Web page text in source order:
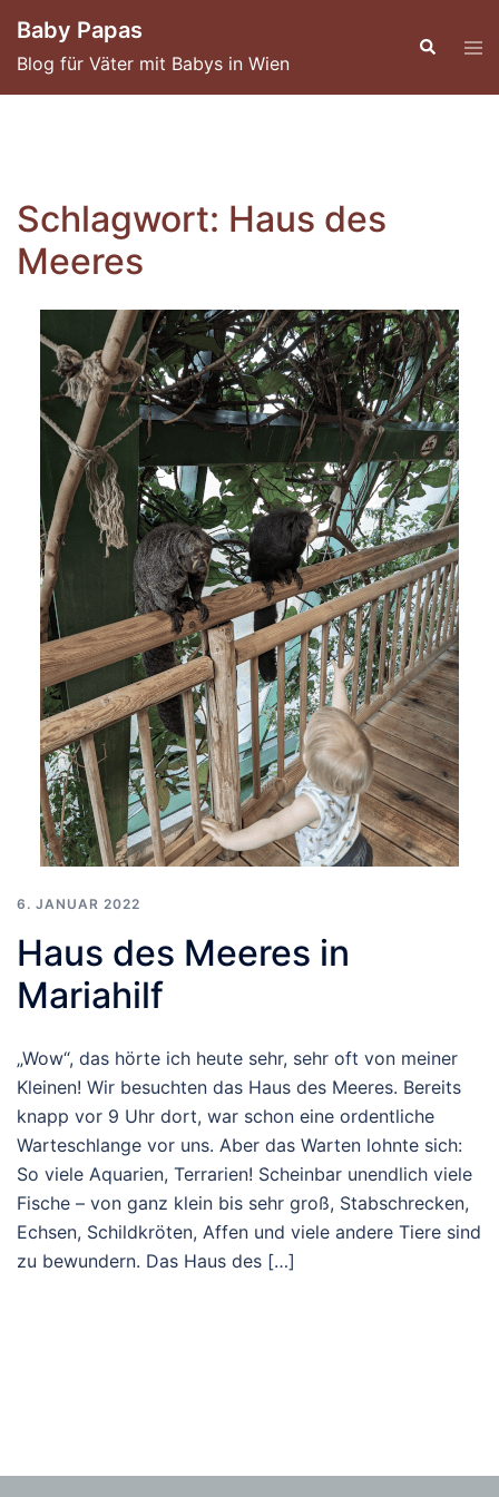
content
Baby Papas
Blog für Väter mit Babys in Wien
Schlagwort: Haus des
Meeres
6. JANUAR 2022
Haus des Meeres in
Mariahilf
„Wow“, das hörte ich heute sehr, sehr oft von meiner
Kleinen! Wir besuchten das Haus des Meeres. Bereits
knapp vor 9 Uhr dort, war schon eine ordentliche
Warteschlange vor uns. Aber das Warten lohnte sich:
So viele Aquarien, Terrarien! Scheinbar unendlich viele
Fische – von ganz klein bis sehr groß, Stabschrecken,
Echsen, Schildkröten, Affen und viele andere Tiere sind
zu bewundern. Das Haus des […]